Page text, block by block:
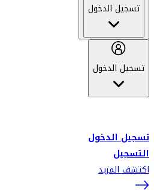
تسجيل الدخول
تسجيل الدخول
تسجيل الدخول
التسجيل
اكتشف المزيد